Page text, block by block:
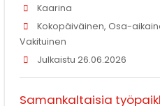
Kaarina
Kokopäiväinen, Osa-
Vakituinen
Julkaistu 26.06.2026
Samankaltaisia